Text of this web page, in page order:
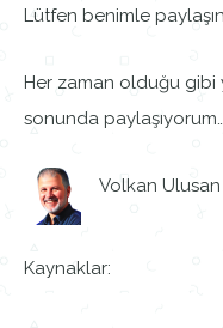
Lütfen benimle
Her zaman olduğu gibi
sonunda paylaşıyorum…
Volkan Ulusan
Kaynaklar: